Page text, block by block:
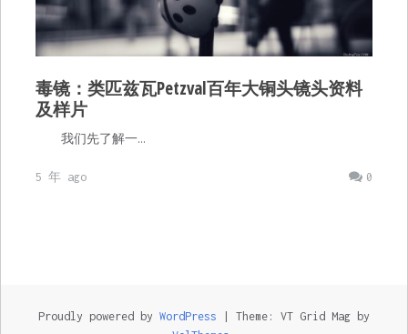
毒镜：类匹兹瓦Petzval百年大铜头镜头资料
及样片
我们先了解一…
0
5 年 ago
Proudly powered by WordPress
Theme: VT Grid Mag by